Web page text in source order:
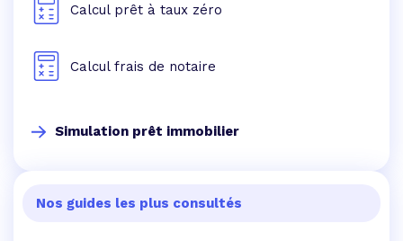
Calcul prêt à taux zéro
Calcul frais de notaire
Simulation prêt immobilier
Nos guides les plus consultés